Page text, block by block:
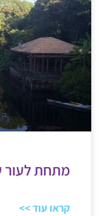
מתחת לעור
קראו עוד >>